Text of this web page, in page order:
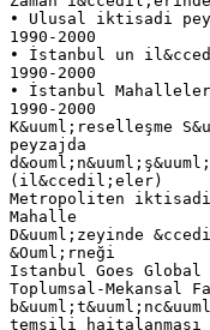
• Ulusal iktisadi
1990-2000
• İstanbul un
1990-2000
• İstanbul
1990-2000
K&uuml;reselleşme
peyzajda
(il&ccedil;eler)
Metropoliten iktisadi
Mahalle
D&uuml;zeyinde
&Ouml;rneği
Istanbul Goes Global
Toplumsal-Mekansal
temsili haitalanması